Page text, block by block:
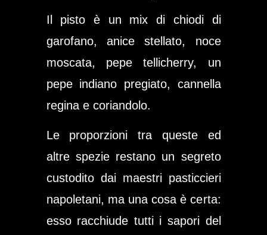
Il pisto è un mix di chiodi di
garofano, anice stellato, noce
moscata, pepe tellicherry, un
pepe indiano pregiato, cannella
regina e coriandolo.
Le proporzioni tra queste ed
altre spezie restano un segreto
custodito dai maestri pasticcieri
napoletani, ma una cosa è certa:
esso racchiude tutti i sapori del